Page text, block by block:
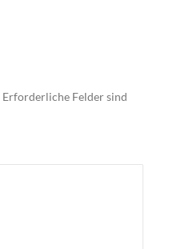
Erforderliche Felder sind